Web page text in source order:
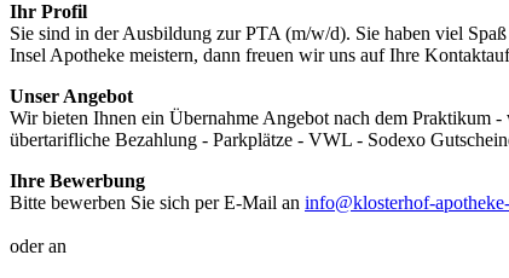
Ihr Profil
Sie sind in der Ausbildung zur PTA (m/w/d). Sie haben viel
Insel Apotheke meistern, dann freuen wir uns auf Ihre
Unser Angebot
Wir bieten Ihnen ein Übernahme Angebot nach dem Praktikum
übertarifliche Bezahlung - Parkplätze - VWL - Sodexo
Ihre Bewerbung
Bitte bewerben Sie sich per E-Mail an info@klosterhof-
oder an